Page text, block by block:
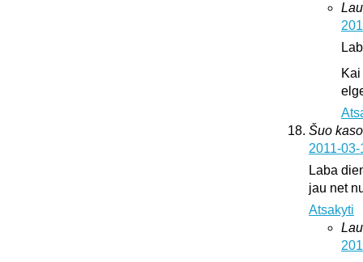
Šuo
2011-
Laba
jau net
Atsakyti